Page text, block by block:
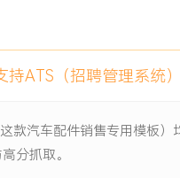
薪机会。
持ATS（招聘管理系统
款汽车配件销售专用模板
分抓取。